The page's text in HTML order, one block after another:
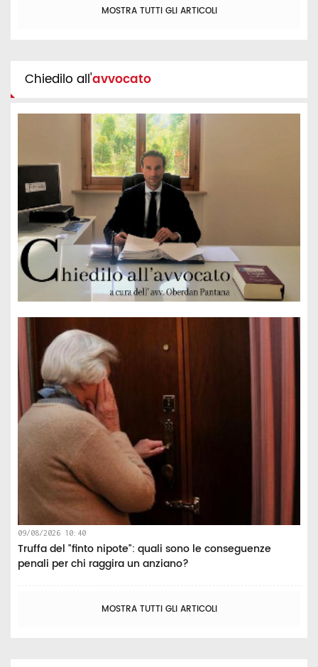
MOSTRA TUTTI GLI ARTICOLI
Chiedilo all'avvocato
09/08/2026 10:40
Truffa del "finto nipote": quali sono le conseguenze
penali per chi raggira un anziano?
MOSTRA TUTTI GLI ARTICOLI